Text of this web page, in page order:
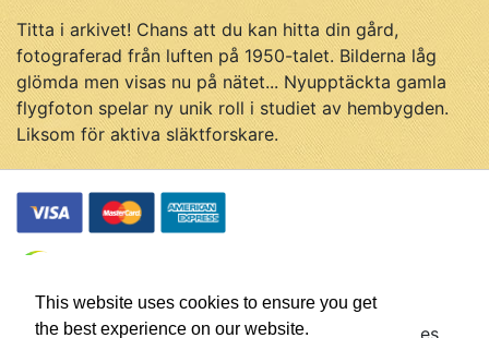
This website uses cookies to ensure you get
the best experience on our website.
Titta i arkivet! Chans att du kan hitta din gård,
fotograferad från luften på 1950-talet. Bilderna låg
glömda men visas nu på nätet... Nyupptäckta gamla
flygfoton spelar ny unik roll i studiet av hembygden.
Liksom för aktiva släktforskare.
© Flygfotohistoria, samtliga rättigheter förbehålles.